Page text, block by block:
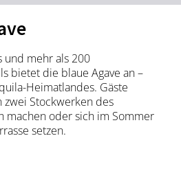
Events & Tickets
Erlebnisse
Radfahren
und mehr als 200
bietet die blaue Agave an –
Heimatlandes. Gäste
zwei Stockwerken des
machen oder sich im Sommer
setzen.